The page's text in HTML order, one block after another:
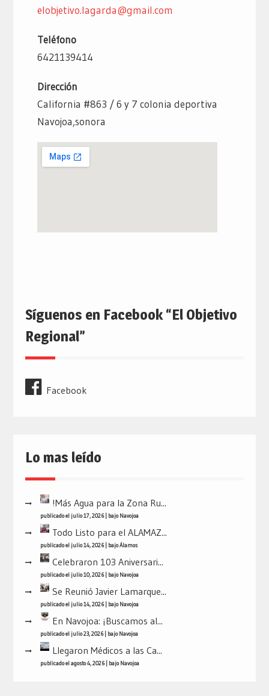
elobjetivo.lagarda@gmail.com
Teléfono
6421139414
Dirección
California #863 / 6 y 7 colonia deportiva
Navojoa,sonora
Síguenos en Facebook “El Objetivo
Regional”
Facebook
Lo mas leído
!Más Agua para la Zona Ru...
publicado el julio 17, 2026| bajoNavojoa
Todo Listo para el ALAMAZ...
publicado el julio 14, 2026| bajoÁlamos
Celebraron 103 Aniversari...
publicado el julio 10, 2026| bajoNavojoa
Se Reunió Javier Lamarque...
publicado el julio 14, 2026| bajoNavojoa
En Navojoa: ¡Buscamos al...
publicado el julio 23, 2026| bajoNavojoa
Llegaron Médicos a las Ca...
publicado el agosto 4, 2026| bajoNavojoa